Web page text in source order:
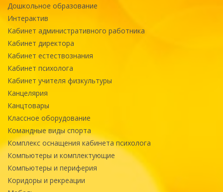
Дошкольное образование
Интерактив
Кабинет административного работника
Кабинет директора
Кабинет естествознания
Кабинет психолога
Кабинет учителя физкультуры
Канцелярия
Канцтовары
Классное оборудование
Командные виды спорта
Комплекс оснащения кабинета психолога
Компьютеры и комплектующие
Компьютеры и периферия
Коридоры и рекреации